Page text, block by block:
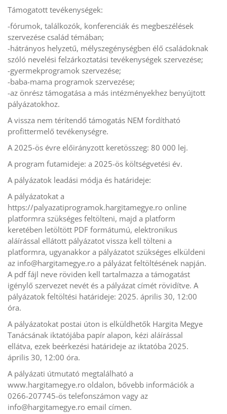
Támogatott tevékenységek:
-fórumok, találkozók, konferenciák és megbeszélések
szervezése család témában;
-hátrányos helyzetű, mélyszegénységben élő családoknak
szóló nevelési felzárkoztatási tevékenységek szervezése;
-gyermekprogramok szervezése;
-baba-mama programok szervezése;
-az önrész támogatása a más intézményekhez benyújtott
pályázatokhoz.
A vissza nem térítendő támogatás NEM fordítható
profittermelő tevékenységre.
A 2025-ös évre előirányzott keretösszeg: 80 000 lej.
A program futamideje: a 2025-ös költségvetési év.
A pályázatok leadási módja és határideje:
A pályázatokat a
https://palyazatiprogramok.hargitamegye.ro online
platformra szükséges feltölteni, majd a platform
keretében letöltött PDF formátumú, elektronikus
aláírással ellátott pályázatot vissza kell tölteni a
platformra, ugyanakkor a pályázatot szükséges elküldeni
az info@hargitamegye.ro a pályázat feltöltésének napján.
A pdf fájl neve röviden kell tartalmazza a támogatást
igénylő szervezet nevét és a pályázat címét rövidítve. A
pályázatok feltöltési határideje: 2025. április 30, 12:00
óra.
A pályázatokat postai úton is elküldhetők Hargita Megye
Tanácsának iktatójába papír alapon, kézi aláírással
ellátva, ezek beérkezési határideje az iktatóba 2025.
április 30, 12:00 óra.
A pályázati útmutató megtalálható a
www.hargitamegye.ro oldalon, bővebb információk a
0266-207745-ös telefonszámon vagy az
info@hargitamegye.ro email címen.